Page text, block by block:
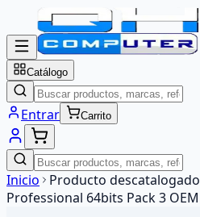
Catálogo
Entrar Carrito
Inicio Producto descatalogado
Professional 64bits Pack 3 OEM